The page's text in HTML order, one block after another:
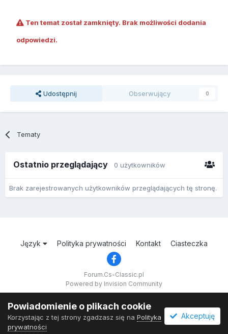
Ten temat został zamknięty. Brak możliwości dodania
odpowiedzi.
Udostępnij Obserwujący 0
Tematy
Ostatnio przeglądający 0 użytkowników
Brak zarejestrowanych użytkowników przeglądających tę stronę.
Język Polityka prywatności Kontakt Ciasteczka
Forum.Cs-Classic.pl
Powered by Invision Community
Powiadomienie o plikach cookie
Korzystając z tej strony zgadzasz się na Polityka
prywatności
Akceptuję